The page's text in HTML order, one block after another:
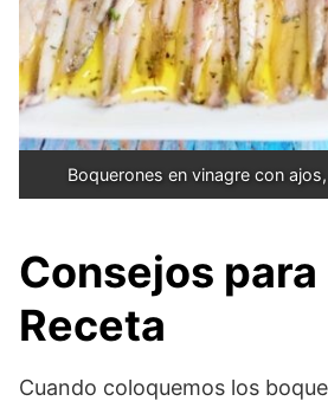
Boquerones en vinagre con
Consejos para
Receta
Cuando coloquemos los